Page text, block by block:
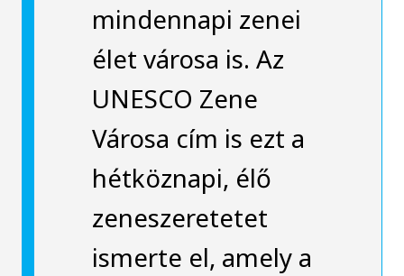
mindennapi zenei
élet városa is. Az
UNESCO Zene
Városa cím is ezt a
hétköznapi, élő
zeneszeretetet
ismerte el, amely a